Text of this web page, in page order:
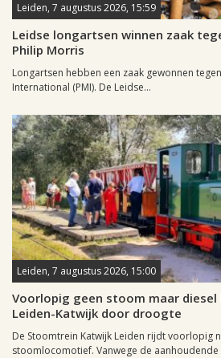
Leiden, 7 augustus 2026, 15:59
Leidse longartsen winnen zaak
Philip Morris
Longartsen hebben een zaak gewonnen
International (PMI). De Leidse...
Leiden, 7 augustus 2026, 15:00
Voorlopig geen stoom maar
Leiden-Katwijk door droogte
De Stoomtrein Katwijk Leiden rijdt voorlopig
stoomlocomotief. Vanwege de